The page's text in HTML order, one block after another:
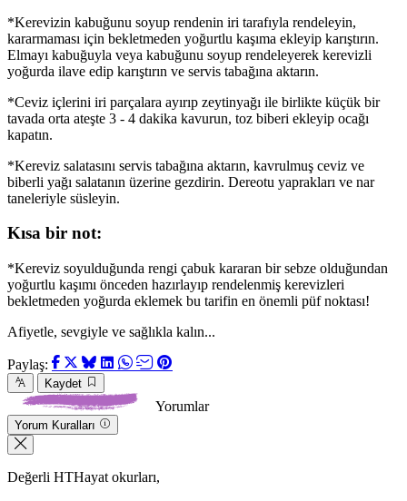
*Kerevizin kabuğunu soyup rendenin iri tarafıyla rendeleyin,
kararmaması için bekletmeden yoğurtlu kaşıma ekleyip karıştırın.
Elmayı kabuğuyla veya kabuğunu soyup rendeleyerek kerevizli
yoğurda ilave edip karıştırın ve servis tabağına aktarın.
*Ceviz içlerini iri parçalara ayırıp zeytinyağı ile birlikte küçük bir
tavada orta ateşte 3 - 4 dakika kavurun, toz biberi ekleyip ocağı
kapatın.
*Kereviz salatasını servis tabağına aktarın, kavrulmuş ceviz ve
biberli yağı salatanın üzerine gezdirin. Dereotu yaprakları ve nar
taneleriyle süsleyin.
Kısa bir not:
*Kereviz soyulduğunda rengi çabuk kararan bir sebze olduğundan
yoğurtlu kaşımı önceden hazırlayıp rendelenmiş kerevizleri
bekletmeden yoğurda eklemek bu tarifin en önemli püf noktası!
Afiyetle, sevgiyle ve sağlıkla kalın...
Paylaş:
Kaydet
Yorumlar
Yorum Kuralları
Değerli HTHayat okurları,